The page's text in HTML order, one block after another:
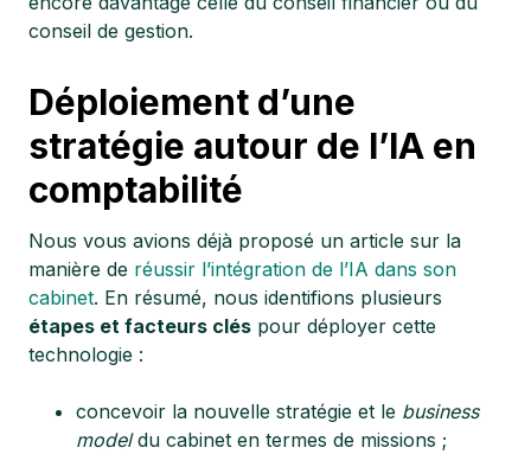
conseil de gestion.
Déploiement d’une
stratégie autour de l’IA en
comptabilité
Nous vous avions déjà proposé un article sur la
manière de réussir l’intégration de l’IA dans son
cabinet. En résumé, nous identifions plusieurs
étapes et facteurs clés pour déployer cette
technologie :
concevoir la nouvelle stratégie et le business
modeldu cabinet en termes de missions ;